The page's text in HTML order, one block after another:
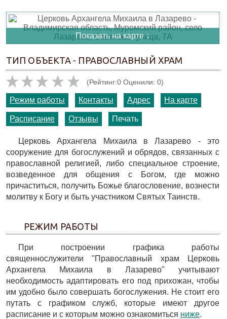
Показать на карте ↓
ТИП ОБЪЕКТА - ПРАВОСЛАВНЫЙ ХРАМ
(Рейтинг:0 Оценили: 0)
Режим работы Контакты Адрес На карте
Расписание Отзывы Печать
Церковь Архангела Михаила в Лазарево - это
сооружение для богослужений и обрядов, связанных с
православной религией, либо специальное строение,
возведенное для общения с Богом, где можно
причаститься, получить Божье благословение, вознести
молитву к Богу и быть участником Святых Таинств.
РЕЖИМ РАБОТЫ
При построении графика работы
священнослужители "Православный храм Церковь
Архангела Михаила в Лазарево" учитывают
необходимость адаптировать его под прихожан, чтобы
им удобно было совершать богослужения. Не стоит его
путать с графиком служб, которые имеют другое
расписание и с которым можно ознакомиться ниже.